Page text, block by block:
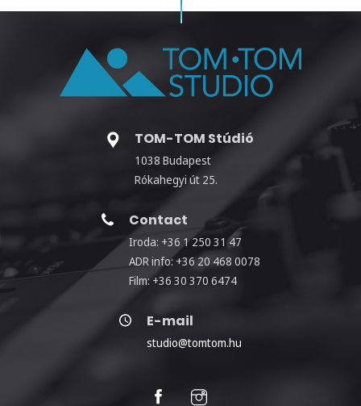
TOM-TOM Stúdió
1038 Budapest
Rókahegyi út 25.
Contact
Iroda: +36 1 250 31 47
ADR info: +36 20 468 0078
Film: +36 30 370 6474
E-mail
studio@tomtom.hu